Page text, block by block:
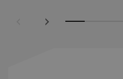
Nästa